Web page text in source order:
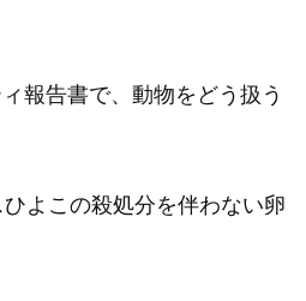
報告書で、動物をどう扱う
よこの殺処分を伴わない卵